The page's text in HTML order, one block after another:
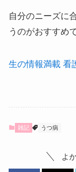
自分のニーズに
うのがおすすめ
生の情報満載 看
雑記 うつ病
よ